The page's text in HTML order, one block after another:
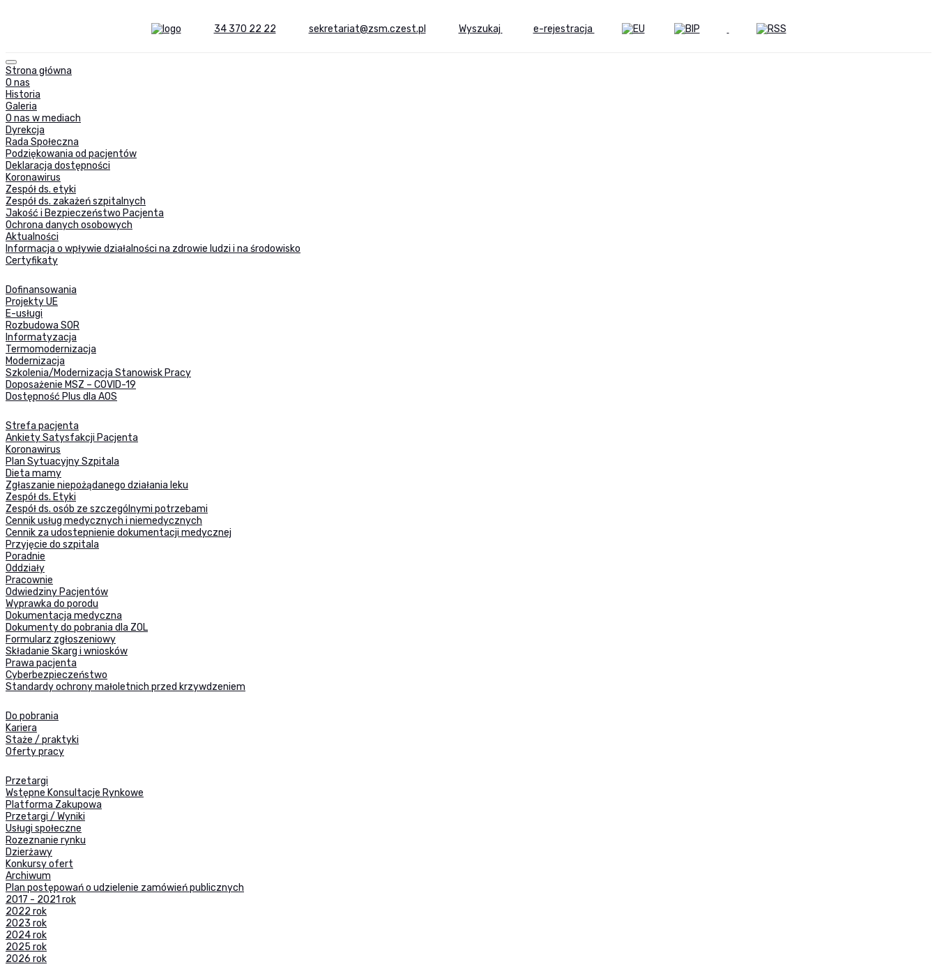
34 370 22 22 sekretariat@zsm.czest.pl Wyszukaj e-rejestracja
Strona główna
O nas
Historia
Galeria
O nas w mediach
Dyrekcja
Rada Społeczna
Podziękowania od pacjentów
Deklaracja dostępności
Koronawirus
Zespół ds. etyki
Zespół ds. zakażeń szpitalnych
Jakość i Bezpieczeństwo Pacjenta
Ochrona danych osobowych
Aktualności
Informacja o wpływie działalności na zdrowie ludzi i na środowisko
Certyfikaty
Dofinansowania
Projekty UE
E-usługi
Rozbudowa SOR
Informatyzacja
Termomodernizacja
Modernizacja
Szkolenia/Modernizacja Stanowisk Pracy
Doposażenie MSZ – COVID-19
Dostępność Plus dla AOS
Strefa pacjenta
Ankiety Satysfakcji Pacjenta
Koronawirus
Plan Sytuacyjny Szpitala
Dieta mamy
Zgłaszanie niepożądanego działania leku
Zespół ds. Etyki
Zespół ds. osób ze szczególnymi potrzebami
Cennik usług medycznych i niemedycznych
Cennik za udostepnienie dokumentacji medycznej
Przyjęcie do szpitala
Poradnie
Oddziały
Pracownie
Odwiedziny Pacjentów
Wyprawka do porodu
Dokumentacja medyczna
Dokumenty do pobrania dla ZOL
Formularz zgłoszeniowy
Składanie Skarg i wniosków
Prawa pacjenta
Cyberbezpieczeństwo
Standardy ochrony małoletnich przed krzywdzeniem
Do pobrania
Kariera
Staże / praktyki
Oferty pracy
Przetargi
Wstępne Konsultacje Rynkowe
Platforma Zakupowa
Przetargi / Wyniki
Usługi społeczne
Rozeznanie rynku
Dzierżawy
Konkursy ofert
Archiwum
Plan postępowań o udzielenie zamówień publicznych
2017 - 2021 rok
2022 rok
2023 rok
2024 rok
2025 rok
2026 rok